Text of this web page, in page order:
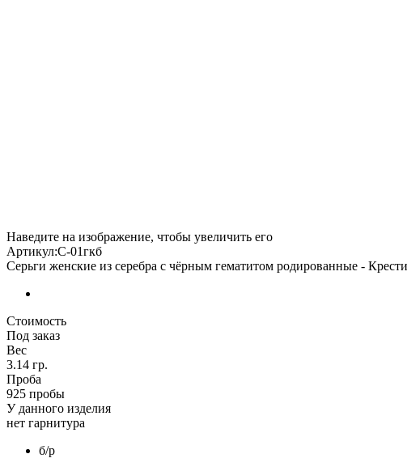
Наведите на изображение, чтобы увеличить его
Артикул:С-01гкб
Серьги женские из серебра с чёрным гематитом родированные -
Стоимость
Под заказ
Вес
3.14 гр.
Проба
925 пробы
У данного изделия
нет гарнитура
б/р